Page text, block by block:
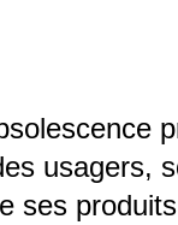
usagers,
ses